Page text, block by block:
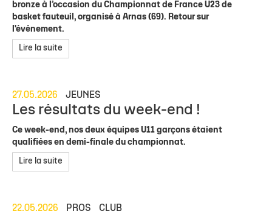
bronze à l’occasion du Championnat de France U23 de
basket fauteuil, organisé à Arnas (69). Retour sur
l'événement.
Lire la suite
27.05.2026 JEUNES
Les résultats du week-end !
Ce week-end, nos deux équipes U11 garçons étaient
qualifiées en demi-finale du championnat.
Lire la suite
22.05.2026 PROS CLUB